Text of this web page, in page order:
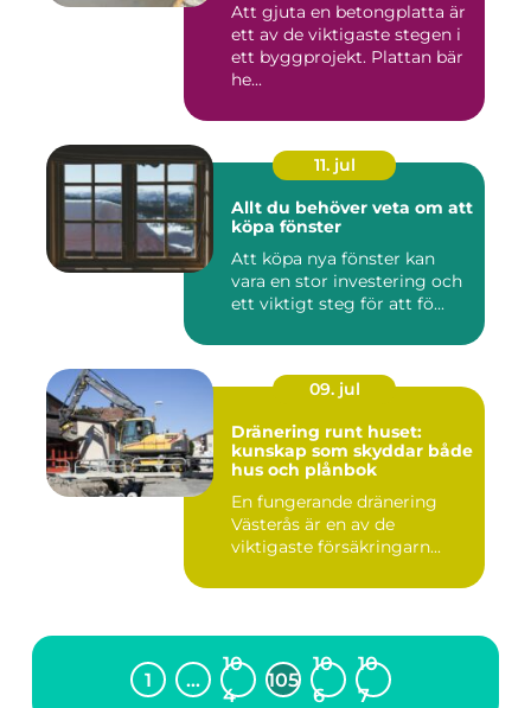
Att gjuta en betongplatta är
ett av de viktigaste stegen i
ett byggprojekt. Plattan bär
he...
11. jul
Allt du behöver veta om att
köpa fönster
Att köpa nya fönster kan
vara en stor investering och
ett viktigt steg för att fö...
09. jul
Dränering runt huset:
kunskap som skyddar både
hus och plånbok
En fungerande dränering
Västerås är en av de
viktigaste försäkringarn...
1 …
10
4
105
10
6
10
7